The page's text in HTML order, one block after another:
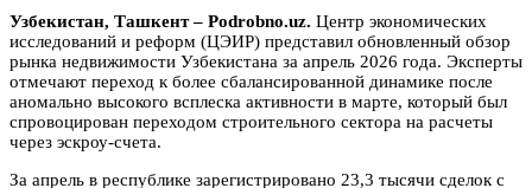
Узбекистан, Ташкент – Podrobno.uz. Центр экономических
исследований и реформ (ЦЭИР) представил обновленный обзор
рынка недвижимости Узбекистана за апрель 2026 года. Эксперты
отмечают переход к более сбалансированной динамике после
аномально высокого всплеска активности в марте, который был
спровоцирован переходом строительного сектора на расчеты
через эскроу-счета.
За апрель в республике зарегистрировано 23,3 тысячи сделок с